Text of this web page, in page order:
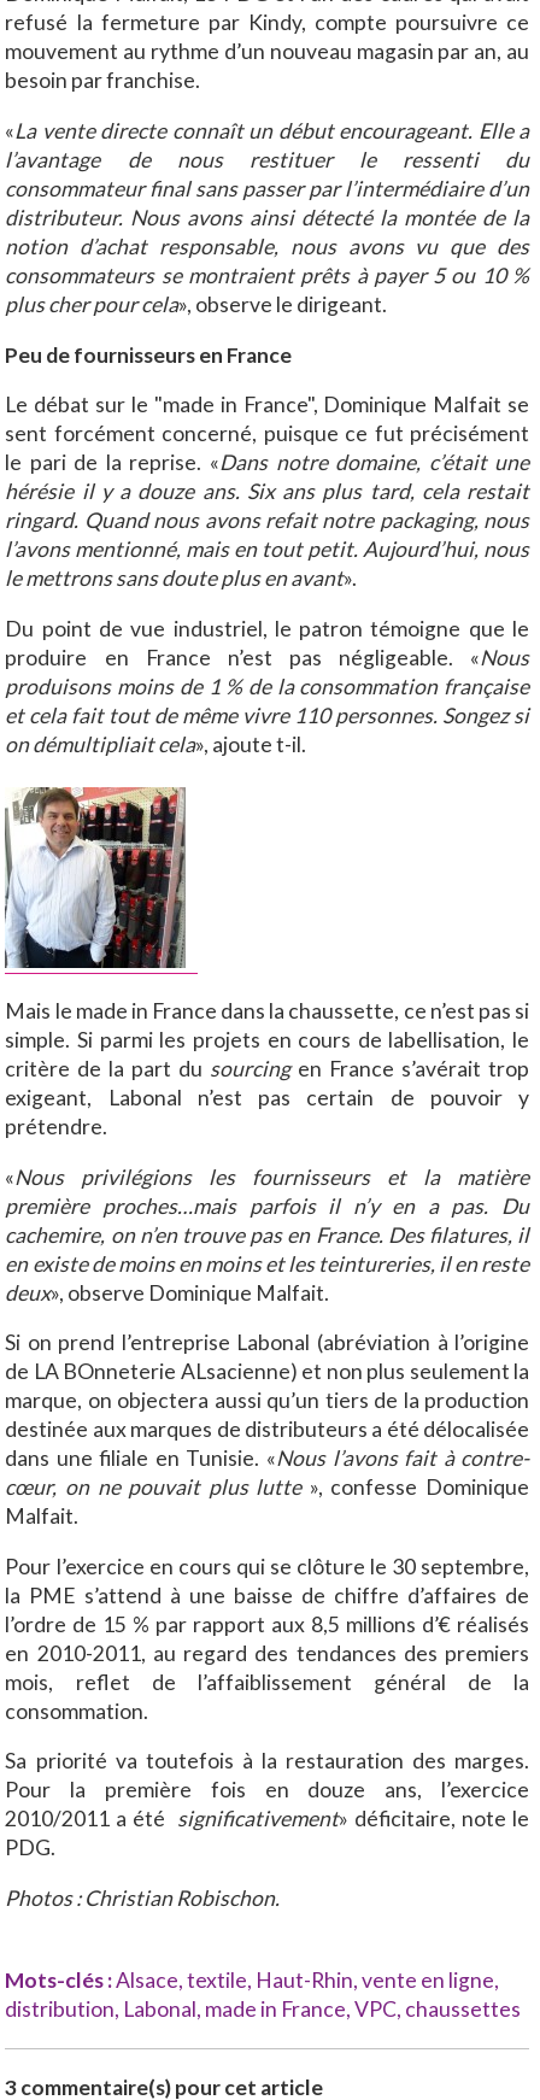
refusé la fermeture par Kindy, compte poursuivre ce
mouvement au rythme d’un nouveau magasin par an, au
besoin par franchise.
«La vente directe connaît un début encourageant. Elle a
l’avantage de nous restituer le ressenti du
consommateur final sans passer par l’intermédiaire d’un
distributeur. Nous avons ainsi détecté la montée de la
notion d’achat responsable, nous avons vu que des
consommateurs se montraient prêts à payer 5 ou 10 %
plus cher pour cela», observe le dirigeant.
Peu de fournisseurs en France
Le débat sur le "made in France", Dominique Malfait se
sent forcément concerné, puisque ce fut précisément
le pari de la reprise. «Dans notre domaine, c’était une
hérésie il y a douze ans. Six ans plus tard, cela restait
ringard. Quand nous avons refait notre packaging, nous
l’avons mentionné, mais en tout petit. Aujourd’hui, nous
le mettrons sans doute plus en avant».
Du point de vue industriel, le patron témoigne que le
produire en France n’est pas négligeable. «Nous
produisons moins de 1 % de la consommation française
et cela fait tout de même vivre 110 personnes. Songez si
on démultipliait cela», ajoute t-il.
Mais le made in France dans la chaussette, ce n’est pas si
simple. Si parmi les projets en cours de labellisation, le
critère de la part du sourcingen France s’avérait trop
exigeant, Labonal n’est pas certain de pouvoir y
prétendre.
«Nous privilégions les fournisseurs et la matière
première proches…mais parfois il n’y en a pas. Du
cachemire, on n’en trouve pas en France. Des filatures, il
en existe de moins en moins et les teintureries, il en reste
deux», observe Dominique Malfait.
Si on prend l’entreprise Labonal (abréviation à l’origine
de LA BOnneterie ALsacienne) et non plus seulement la
marque, on objectera aussi qu’un tiers de la production
destinée aux marques de distributeurs a été délocalisée
dans une filiale en Tunisie. «Nous l’avons fait à contre-
cœur, on ne pouvait plus lutte », confesse Dominique
Malfait.
Pour l’exercice en cours qui se clôture le 30 septembre,
la PME s’attend à une baisse de chiffre d’affaires de
l’ordre de 15 % par rapport aux 8,5 millions d’€ réalisés
en 2010-2011, au regard des tendances des premiers
mois, reflet de l’affaiblissement général de la
consommation.
Sa priorité va toutefois à la restauration des marges.
Pour la première fois en douze ans, l’exercice
2010/2011 a été significativement» déficitaire, note le
PDG.
Photos : Christian Robischon.
Mots-clés :Alsace,textile, Haut-Rhin,vente en ligne,
distribution, Labonal, made in France,VPC, chaussettes
3 commentaire(s) pour cet article